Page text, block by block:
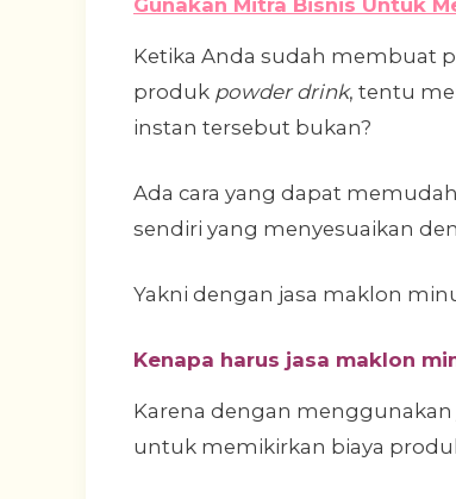
Ketika Anda sudah membuat
produk powder drink, tentu
instan tersebut bukan?
Ada cara yang dapat
sendiri yang menyesuaikan
Yakni dengan jasa maklon
Kenapa harus jasa maklon
Karena dengan
untuk memikirkan biaya